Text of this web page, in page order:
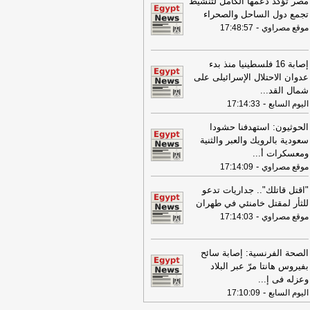
19:49
السيسي: الجهات المعنية باشرت
للوقوف على تفاصيل الهجوم
09:26
مجلس الوزراء المصري: الحريق
تعرضت له سفينتان في ميناء دمياط
ناتج عن طائرة مسيرة
أل بي سي أي
08:34
عناوين الصحف المصرية ليوم
18:41
رئيس "الوطنية للصحافة" يكشف
حملة الصحف القومية لمواجهة
السوشيال ميديا-موقع مصراوي
16:46
وزير الخزانة الأميركي: لن نسمح
اتخاذ التجارة العالمية رهينة أو
الشحن الدولي لتمويل الحرس
09:31
عناوين الصحف المصرية ليوم
-
17:57
الصحة تطلق النسخة الرابعة من
حملة «100 يوم صحة» في جميع
تجمع دول الساحل والصحراء
موقع مصراوي -
17:48:57
إصابة 16 فلسطينيا منذ بدء
عدوان الاحتلال الإسرائيلى على
شمال القد...
اليوم السابع -
17:14:33
الحوثيون: استهدفنا حشودا
سعودية بالرويك والعبر والثنية
ومعسكرات أ...
موقع مصراوي -
17:14:09
"اقتل قاتلك".. جداريات تدعو
للثأر لمقتل خامنئي في طهران
موقع مصراوي -
17:14:03
الصحة الفرنسية: إصابة سائح
بفيروس هانتا مرّ عبر البلاد
وعزله فى إ...
اليوم السابع -
17:10:09